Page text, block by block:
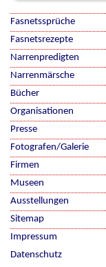
Fasnetssprüche
Fasnetsrezepte
Narrenpredigten
Narrenmärsche
Bücher
Organisationen
Presse
Fotografen/Galerie
Firmen
Museen
Ausstellungen
Sitemap
Impressum
Datenschutz